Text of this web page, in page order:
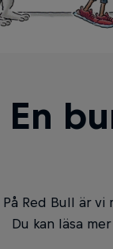
En
På Red Bull är vi
Du kan läsa